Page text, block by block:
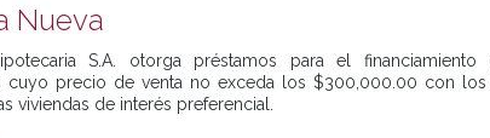
Nueva
S.A. otorga préstamos para el
cuyo precio de venta no exceda los $300,000.00 con
viviendas de interés preferencial.